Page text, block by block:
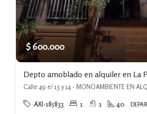
$ 600.000
Depto amoblado en alquiler en La
AXI-185833 1 1 40